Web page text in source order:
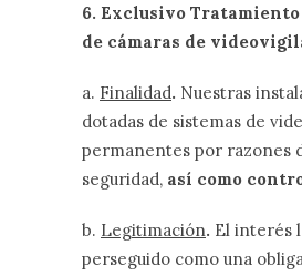
6. Exclusivo Tratamiento
de cámaras de
a. Finalidad. Nuestras
dotadas de sistemas de
permanentes por razones
seguridad, así como
b. Legitimación. El interés
perseguido como una